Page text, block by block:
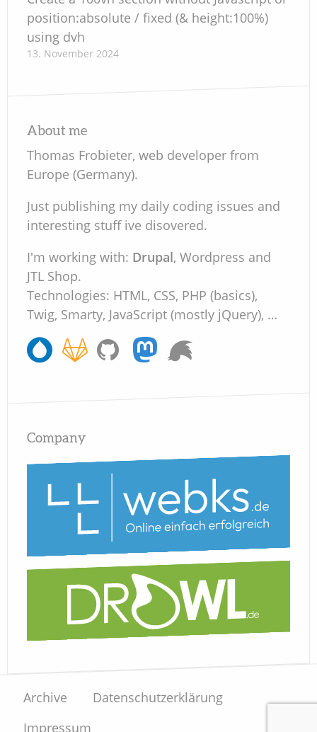
position:absolute / fixed (& height:100%)
using dvh
13. November 2024
About me
Thomas Frobieter, web developer from
Europe (Germany).
Just publishing my daily coding issues and
interesting stuff ive disovered.
I'm working with: Drupal, Wordpress and
JTL Shop.
Technologies: HTML, CSS, PHP (basics),
Twig, Smarty, JavaScript (mostly jQuery), …
Company
Archive
Datenschutzerklärung
Impressum